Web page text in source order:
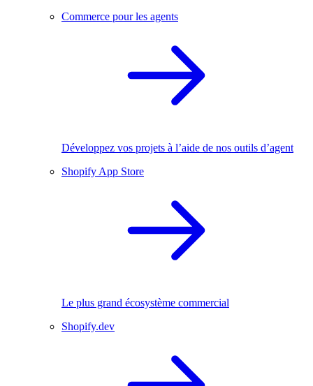
Commerce pour les agents
Développez vos projets à l’aide de nos outils d’agent
Shopify App Store
Le plus grand écosystème commercial
Shopify.dev